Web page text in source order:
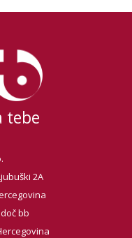
tebe
2A
bb